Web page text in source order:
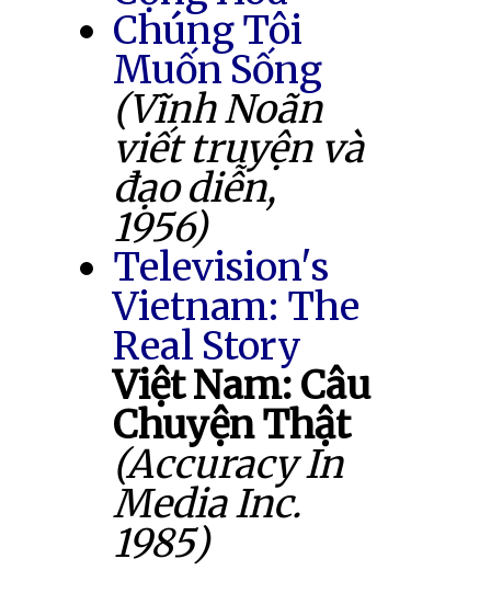
Chúng Tôi
Muốn Sống
(Vĩnh Noãn
viết truyện và
đạo diễn,
1956)
Television's
Vietnam: The
Real Story
Việt Nam: Câu
Chuyện Thật
(Accuracy In
Media Inc.
1985)